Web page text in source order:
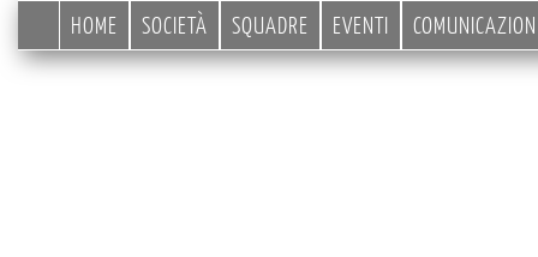
HOME SOCIETÀ SQUADRE EVENTI